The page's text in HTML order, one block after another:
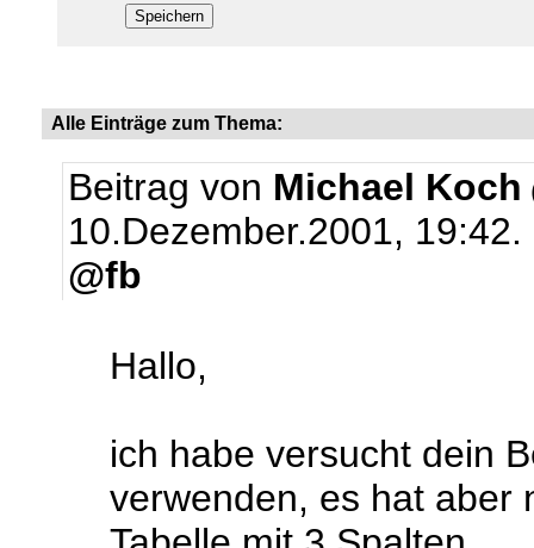
Alle Einträge zum Thema:
Beitrag von Michael Koch
10.Dezember.2001, 19:42.
@fb
Hallo,
ich habe versucht dein
verwenden, es hat aber